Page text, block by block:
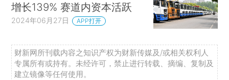
增长139% 赛道内资本活跃
2024年06月27日 APP打开
财新网所刊载内容之知识产权为财新传媒及/或相关权利人
专属所有或持有。未经许可，禁止进行转载、摘编、复制及
建立镜像等任何使用。